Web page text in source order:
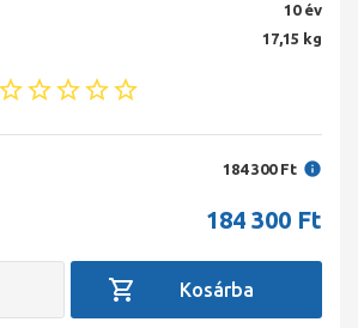
10 év
17,15 kg
184 300 Ft
184 300 Ft